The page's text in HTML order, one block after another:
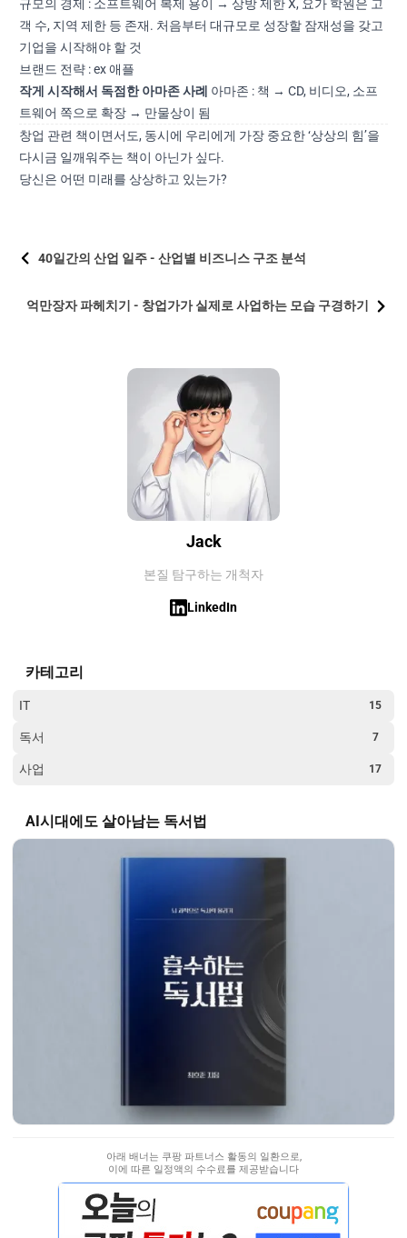
Jack
본질 탐구하는 개척자
LinkedIn
카테고리
IT 15
독서 7
사업 17
AI시대에도 살아남는 독서법
아래 배너는 쿠팡 파트너스 활동의 일환으로,
이에 따른 일정액의 수수료를 제공받습니다
규모의 경제 : 소프트웨어 복제 용이 → 상방 제한 X, 요가 학원은 고
객 수, 지역 제한 등 존재. 처음부터 대규모로 성장할 잠재성을 갖고
기업을 시작해야 할 것
브랜드 전략 : ex 애플
작게 시작해서 독점한 아마존 사례 아마존 : 책 → CD, 비디오, 소프
트웨어 쪽으로 확장 → 만물상이 됨
창업 관련 책이면서도, 동시에 우리에게 가장 중요한 ‘상상의 힘’을
다시금 일깨워주는 책이 아닌가 싶다.
당신은 어떤 미래를 상상하고 있는가?
40일간의 산업 일주 - 산업별 비즈니스 구조 분석
억만장자 파헤치기 - 창업가가 실제로 사업하는 모습 구경하기